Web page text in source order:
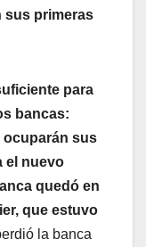
sus primeras
para
bancas:
ocuparán sus
el nuevo
quedó en
que estuvo
la banca